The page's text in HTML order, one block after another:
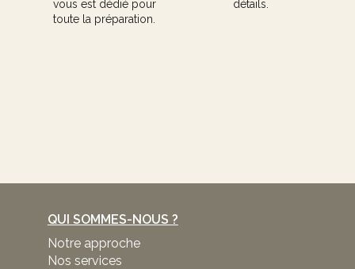
vous est dédié pour
toute la préparation.
détails.
QUI SOMMES-NOUS ?
Notre approche
Nos services